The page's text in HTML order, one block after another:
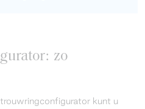
zo
kunt u